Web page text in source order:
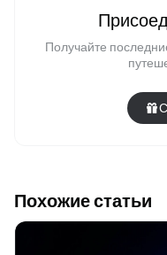
Получайте
Похожие статьи